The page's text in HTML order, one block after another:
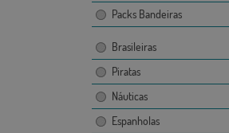
Packs Bandeiras
Brasileiras
Piratas
Náuticas
Espanholas